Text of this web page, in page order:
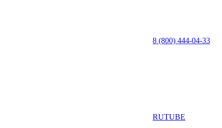
8 (800) 444-04-33
RUTUBE